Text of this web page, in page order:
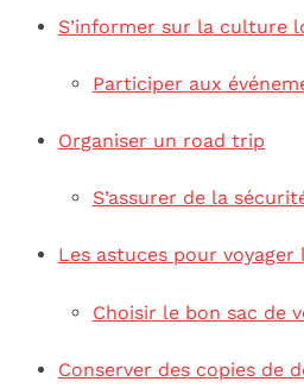
S’informer sur la culture
Participer aux
Organiser un road trip
S’assurer de la
Les astuces pour voyager
Choisir le bon sac de
Conserver des copies de